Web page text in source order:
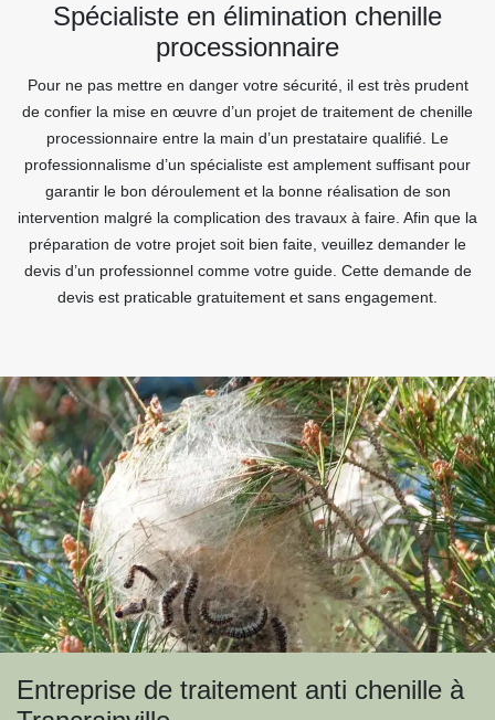
Spécialiste en élimination chenille
processionnaire
Pour ne pas mettre en danger votre sécurité, il est très prudent
de confier la mise en œuvre d’un projet de traitement de chenille
processionnaire entre la main d’un prestataire qualifié. Le
professionnalisme d’un spécialiste est amplement suffisant pour
garantir le bon déroulement et la bonne réalisation de son
intervention malgré la complication des travaux à faire. Afin que la
préparation de votre projet soit bien faite, veuillez demander le
devis d’un professionnel comme votre guide. Cette demande de
devis est praticable gratuitement et sans engagement.
Entreprise de traitement anti chenille à